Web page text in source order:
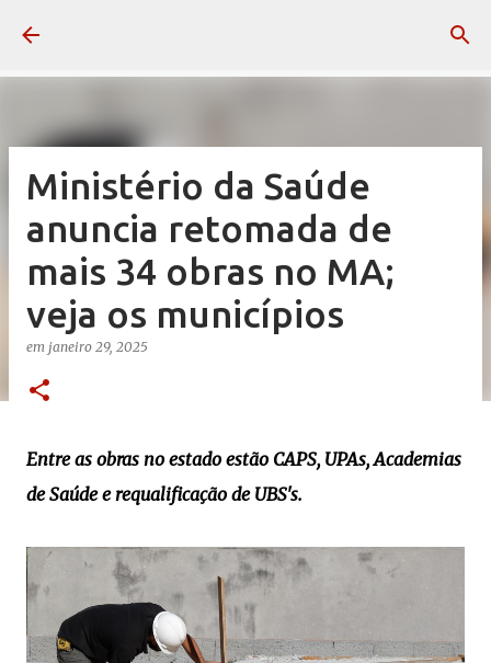
Ministério da Saúde
anuncia retomada de
mais 34 obras no MA;
veja os municípios
em janeiro 29, 2025
Entre as obras no estado estão CAPS, UPAs, Academias
de Saúde e requalificação de UBS's.